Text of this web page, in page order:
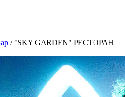
/ "SKY GARDEN" РЕСТОРАН